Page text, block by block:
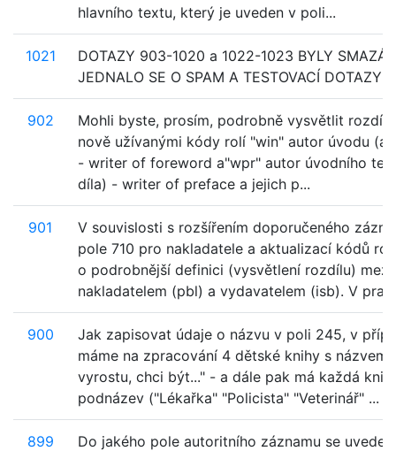
hlavního textu, který je uveden v poli...
1021
DOTAZY 903-1020 a 1022-1023 BYLY
JEDNALO SE O SPAM A TESTOVACÍ DOTAZY
902
Mohli byste, prosím, podrobně vysvětlit rozdíl
nově užívanými kódy rolí "win" autor úvodu
- writer of foreword a"wpr" autor úvodního
díla) - writer of preface a jejich p...
901
V souvislosti s rozšířením doporučeného
pole 710 pro nakladatele a aktualizací kódů
o podrobnější definici (vysvětlení rozdílu) mezi
nakladatelem (pbl) a vydavatelem (isb). V pra...
900
Jak zapisovat údaje o názvu v poli 245, v
máme na zpracování 4 dětské knihy s názvem
vyrostu, chci být..." - a dále pak má každá
podnázev ("Lékařka" "Policista" "Veterinář" ...
899
Do jakého pole autoritního záznamu se uvede